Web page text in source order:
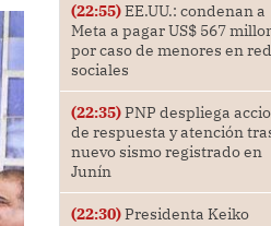
(22:55)EE.UU.: condenan a
Meta a pagar US$ 567
por caso de menores en
sociales
(22:35)PNP despliega
de respuesta y atención
nuevo sismo registrado en
Junín
(22:30)Presidenta Keiko